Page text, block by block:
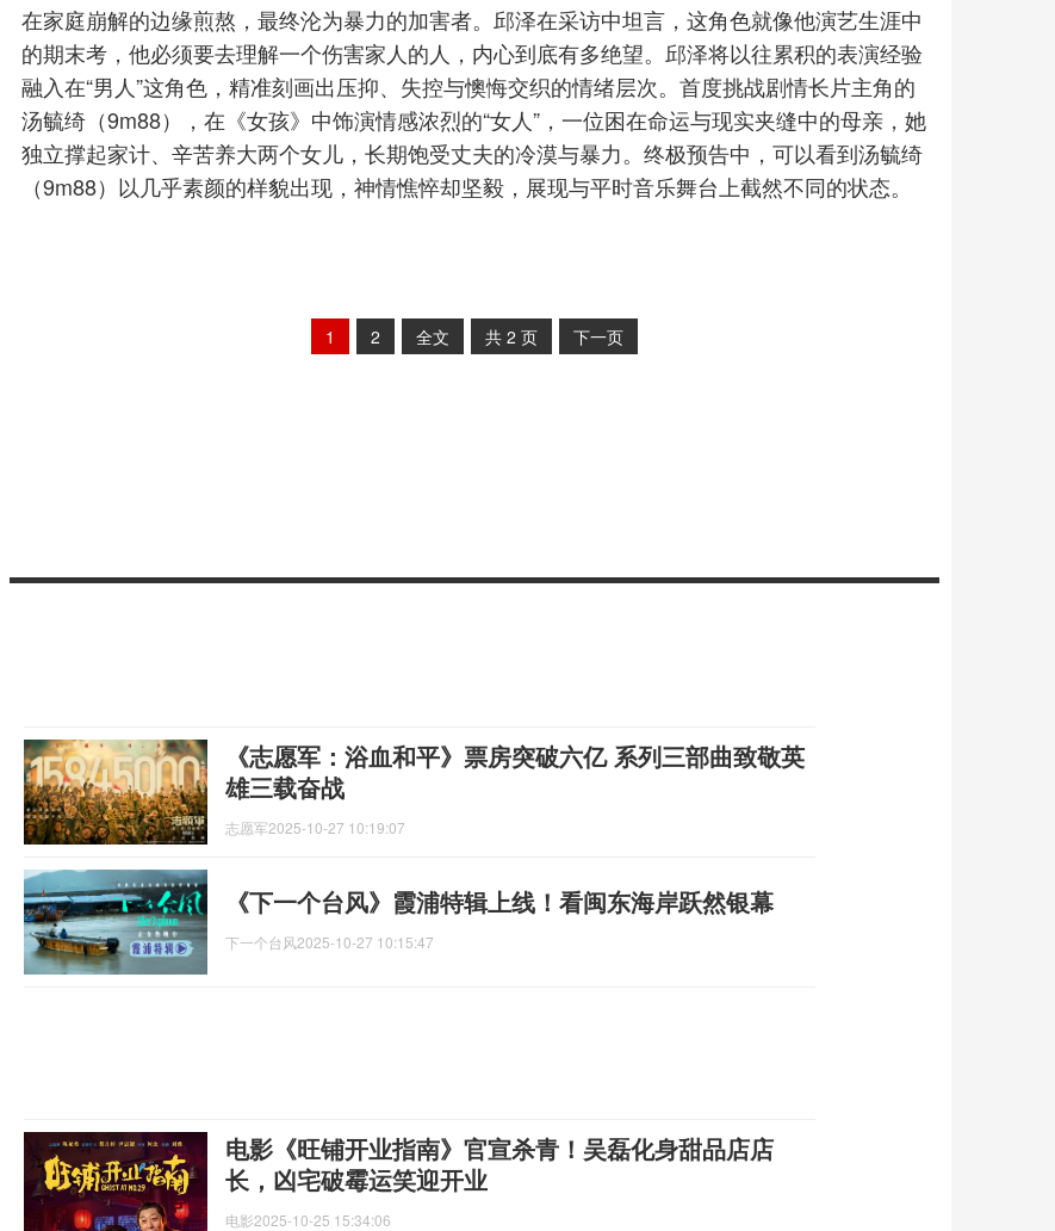
在家庭崩解的边缘煎熬，最终沦为暴力的加害者。邱泽在采访中坦言，这角色就像他演艺生涯中
的期末考，他必须要去理解一个伤害家人的人，内心到底有多绝望。邱泽将以往累积的表演经验
融入在“男人”这角色，精准刻画出压抑、失控与懊悔交织的情绪层次。首度挑战剧情长片主角的
汤毓绮（9m88），在《女孩》中饰演情感浓烈的“女人”，一位困在命运与现实夹缝中的母亲，她
独立撑起家计、辛苦养大两个女儿，长期饱受丈夫的冷漠与暴力。终极预告中，可以看到汤毓绮
（9m88）以几乎素颜的样貌出现，神情憔悴却坚毅，展现与平时音乐舞台上截然不同的状态。
1 2 全文 共 2 页 下一页
《志愿军：浴血和平》票房突破六亿 系列三部曲致敬英
雄三载奋战
志愿军2025-10-27 10:19:07
《下一个台风》霞浦特辑上线！看闽东海岸跃然银幕
下一个台风2025-10-27 10:15:47
电影《旺铺开业指南》官宣杀青！吴磊化身甜品店店
长，凶宅破霉运笑迎开业
电影2025-10-25 15:34:06